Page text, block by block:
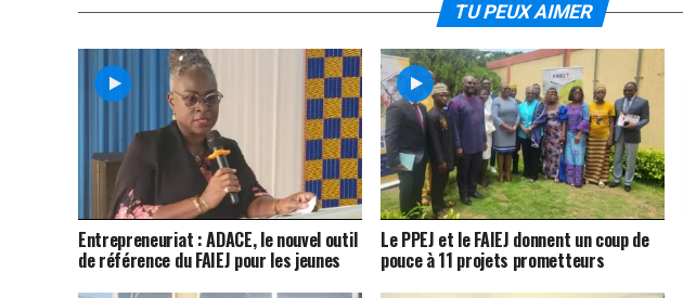
TU PEUX AIMER
Entrepreneuriat : ADACE, le nouvel outil
de référence du FAIEJ pour les jeunes
Le PPEJ et le FAIEJ donnent un coup de
pouce à 11 projets prometteurs